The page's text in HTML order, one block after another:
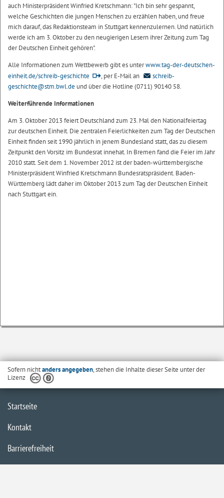
auch Ministerpräsident Winfried Kretschmann: "Ich bin sehr gespannt,
welche Geschichten die jungen Menschen zu erzählen haben, und freue
mich darauf, das Redaktionsteam in Stuttgart kennenzulernen. Und natürlich
werde ich am 3. Oktober zu den neugierigen Lesern ihrer Zeitung zum Tag
der Deutschen Einheit gehören".
Alle Informationen zum Wettbewerb gibt es unterwww.tag-der-deutschen-
einheit.de/schreib-geschichte
, per E-Mail an
schreib-
geschichte@stm.bwl.de und über die Hotline (0711) 90140 58.
Weiterführende Informationen
Am 3. Oktober 2013 feiert Deutschland zum 23. Mal den Nationalfeiertag
zur deutschen Einheit. Die zentralen Feierlichkeiten zum Tag der Deutschen
Einheit finden seit 1990 jährlich in jenem Bundesland statt, das zu diesem
Zeitpunkt den Vorsitz im Bundesrat innehat. In Bremen fand die Feier im Jahr
2010 statt. Seit dem 1. November 2012 ist der baden-württembergische
Ministerpräsident Winfried Kretschmann Bundesratspräsident. Baden-
Württemberg lädt daher im Oktober 2013 zum Tag der Deutschen Einheit
nach Stuttgart ein.
Sofern nichtanders angegeben, stehen die Inhalte dieser Seite unter der
Lizenz
Startseite
Kontakt
Barrierefreiheit